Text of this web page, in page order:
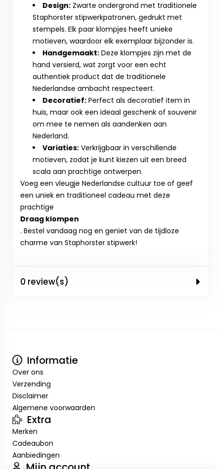
Design: Zwarte ondergrond met traditionele
Staphorster stipwerkpatronen, gedrukt met
stempels. Elk paar klompjes heeft unieke
motieven, waardoor elk exemplaar bijzonder is.
Handgemaakt: Deze klompjes zijn met de
hand versierd, wat zorgt voor een echt
authentiek product dat de traditionele
Nederlandse ambacht respecteert.
Decoratief: Perfect als decoratief item in
huis, maar ook een ideaal geschenk of souvenir
om mee te nemen als aandenken aan
Nederland.
Variaties: Verkrijgbaar in verschillende
motieven, zodat je kunt kiezen uit een breed
scala aan prachtige ontwerpen.
Voeg een vleugje Nederlandse cultuur toe of geef
een uniek en traditioneel cadeau met deze
prachtige
Draag klompen
. Bestel vandaag nog en geniet van de tijdloze
charme van Staphorster stipwerk!
0 review(s)
Informatie
Over ons
Verzending
Disclaimer
Algemene voorwaarden
Extra
Merken
Cadeaubon
Aanbiedingen